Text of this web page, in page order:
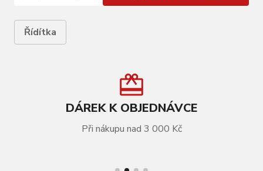
Řídítka
DÁREK K OBJEDNÁVCE
Při nákupu nad 3 000 Kč